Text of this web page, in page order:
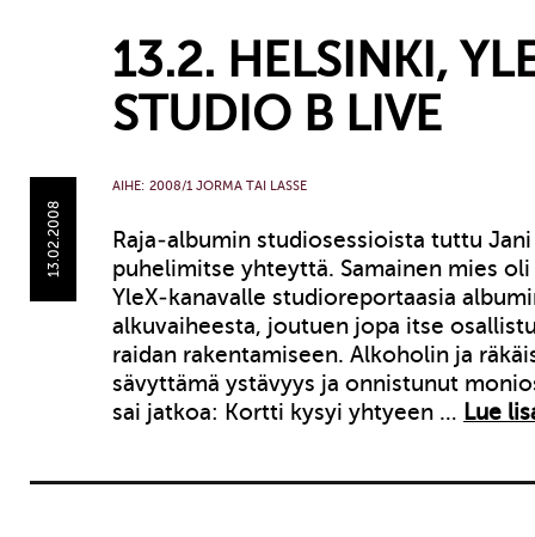
13.2. HELSINKI,
STUDIO B LIVE
13.02.2008
AIHE: 2008/1 JORMA TAI LASSE
Raja-albumin studiosessioista tuttu
puhelimitse yhteyttä. Samainen mies
YleX-kanavalle studioreportaasia
alkuvaiheesta, joutuen jopa itse
raidan rakentamiseen. Alkoholin ja
sävyttämä ystävyys ja onnistunut
sai jatkoa: Kortti kysyi yhtyeen … Lue